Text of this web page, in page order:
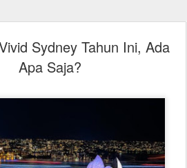
Sydney Tahun Ini, Ada
Apa Saja?